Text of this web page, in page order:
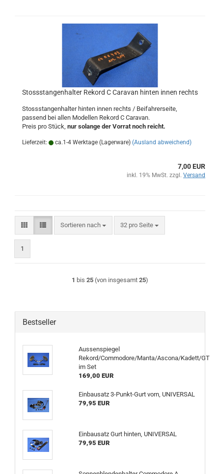
Stossstangenhalter Rekord C Caravan hinten innen rechts
Stossstangenhalter hinten innen rechts / Beifahrerseite,
passend bei allen Modellen Rekord C Caravan.
Preis pro Stück, nur solange der Vorrat noch reicht.
Lieferzeit: ca.1-4 Werktage (Lagerware) (Ausland abweichend)
7,00 EUR
inkl. 19% MwSt. zzgl. Versand
Sortieren nach
Sortieren nach 32 pro Seite
pro Seite
1
1 bis 25 (von insgesamt 25)
Bestseller
Aussenspiegel
Rekord/Commodore/Manta/Ascona/Kadett/GT
im Set
169,00 EUR
Einbausatz 3-Punkt-Gurt vorn, UNIVERSAL
79,95 EUR
Einbausatz Gurt hinten, UNIVERSAL
79,95 EUR